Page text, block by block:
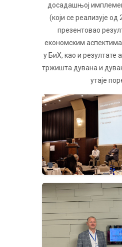
досадашњој
(који се реализује од
презентовао
економским
у БиХ, као и резултате
тржишта дувана и
утаје